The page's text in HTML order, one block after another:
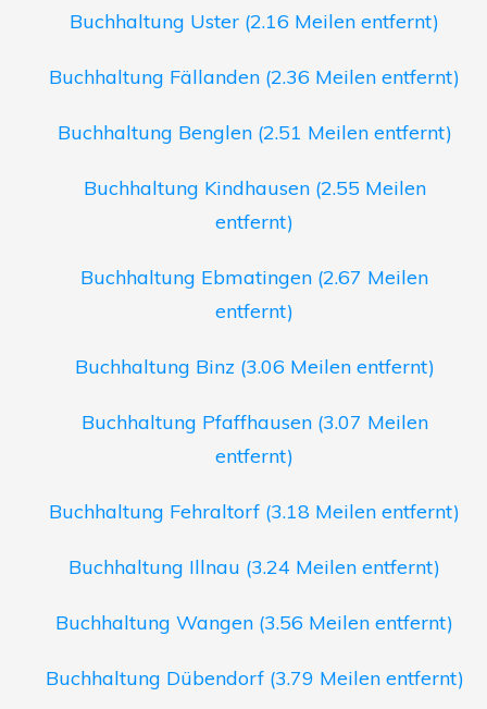
Buchhaltung Uster (2.16 Meilen entfernt)
Buchhaltung Fällanden (2.36 Meilen entfernt)
Buchhaltung Benglen (2.51 Meilen entfernt)
Buchhaltung Kindhausen (2.55 Meilen
entfernt)
Buchhaltung Ebmatingen (2.67 Meilen
entfernt)
Buchhaltung Binz (3.06 Meilen entfernt)
Buchhaltung Pfaffhausen (3.07 Meilen
entfernt)
Buchhaltung Fehraltorf (3.18 Meilen entfernt)
Buchhaltung Illnau (3.24 Meilen entfernt)
Buchhaltung Wangen (3.56 Meilen entfernt)
Buchhaltung Dübendorf (3.79 Meilen entfernt)